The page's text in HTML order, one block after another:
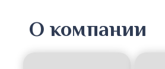
О компании